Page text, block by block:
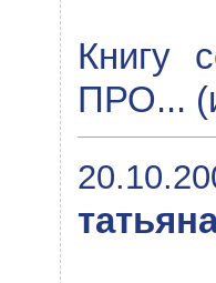
Книгу
ПРО...